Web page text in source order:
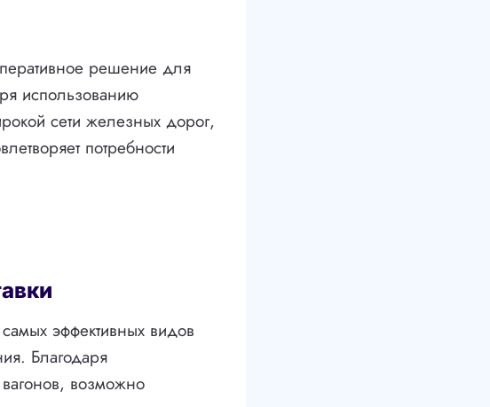
решение для
использованию
сети железных дорог,
потребности
эффективных видов
Благодаря
возможно